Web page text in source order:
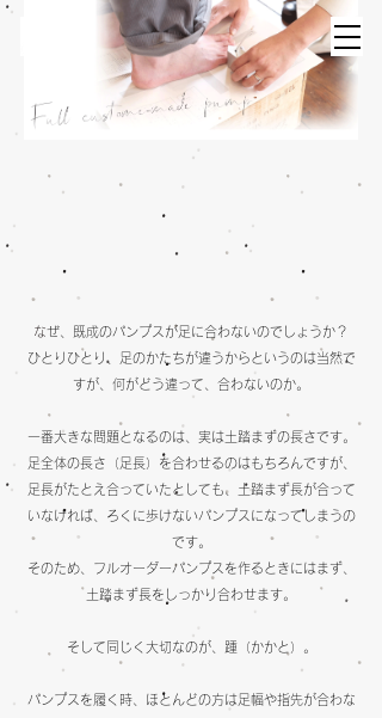
​なぜ、既成のパンプスが足に合わないのでしょうか？
ひとりひとり、足のかたちが違うからというのは当然で
すが、何がどう違って、合わないのか。
一番大きな問題となるのは、実は土踏まずの長さです。
​足全体の長さ（足長）を合わせるのはもちろんですが、
足長がたとえ合っていたとしても、土踏まず長が合って
いなければ、ろくに歩けないパンプスになってしまうの
です。
そのため、フルオーダーパンプスを作るときにはまず、
土踏まず長をしっかり合わせます。
そして同じく大切なのが、踵（かかと）。
パンプスを履く時、ほとんどの方は足幅や指先が合わな